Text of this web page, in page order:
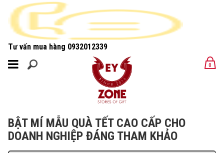
Tư vấn mua hàng 0932012339
MENU 0
BẬT MÍ MẪU QUÀ TẾT CAO CẤP CHO
DOANH NGHIỆP ĐÁNG THAM KHẢO